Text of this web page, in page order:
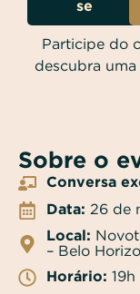
se
Participe do
descubra
Sobre o
Conversa
Data: 26 de
Local:
– Belo
Horário: 19h